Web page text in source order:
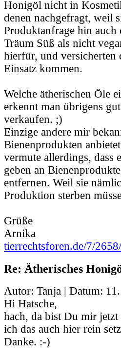
Honigöl nicht in
denen nachgefragt, weil
Produktanfrage hin
Träum Süß als nicht
hierfür, und versicherten
Einsatz kommen.
Welche ätherischen Öle
erkennt man übrigens
verkaufen. ;)
Einzige andere mir
Bienenprodukten
vermute allerdings, dass
geben an
entfernen. Weil sie
Produktion sterben
Grüße
Arnika
tierrechtsforen.de/7/
Re: Ätherisches
Autor: Tanja | Datum:
Hi Hatsche,
hach, da bist Du mir
ich das auch hier rein
Danke. :-)